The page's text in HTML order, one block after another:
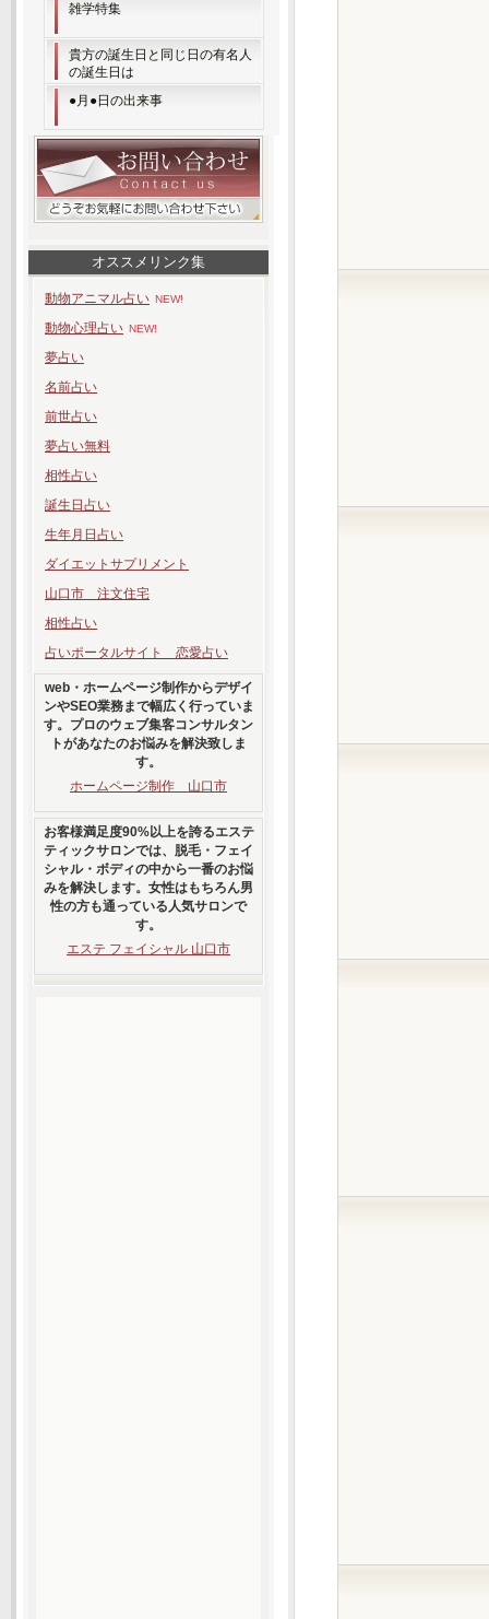
雑学特集
貴方の誕生日と同じ日の有名人
の誕生日は
●月●日の出来事
オススメリンク集
動物アニマル占い NEW!
動物心理占い NEW!
夢占い
名前占い
前世占い
夢占い無料
相性占い
誕生日占い
生年月日占い
ダイエットサプリメント
山口市 注文住宅
相性占い
占いポータルサイト 恋愛占い
web・ホームページ制作からデザイ
ンやSEO業務まで幅広く行っていま
す。プロのウェブ集客コンサルタン
トがあなたのお悩みを解決致しま
す。
ホームページ制作 山口市
お客様満足度90%以上を誇るエステ
ティックサロンでは、脱毛・フェイ
シャル・ボディの中から一番のお悩
みを解決します。女性はもちろん男
性の方も通っている人気サロンで
す。
エステ フェイシャル 山口市